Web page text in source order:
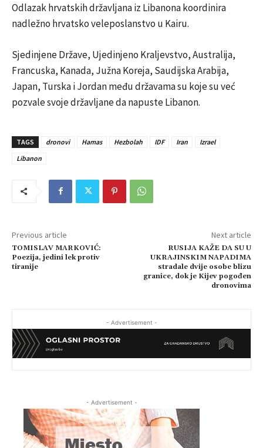
Odlazak hrvatskih državljana iz Libanona koordinira
nadležno hrvatsko veleposlanstvo u Kairu.
Sjedinjene Države, Ujedinjeno Kraljevstvo, Australija,
Francuska, Kanada, Južna Koreja, Saudijska Arabija,
Japan, Turska i Jordan među državama su koje su već
pozvale svoje državljane da napuste Libanon.
TAGS dronovi Hamas Hezbolah IDF Iran
Izrael
Libanon
Previous article
TOMISLAV MARKOVIĆ:
Poezija, jedini lek protiv
tiranije
Next article
RUSIJA KAŽE DA SU U
UKRAJINSKIM NAPADIMA
stradale dvije osobe blizu
granice, dok je Kijev pogođen
dronovima
- Advertisement -
- Advertisement -